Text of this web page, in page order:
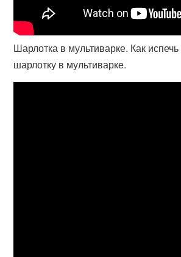
Шарлотка в мультиварке. Как
шарлотку в мультиварке.